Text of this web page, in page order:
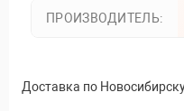
ПРОИЗВОДИТЕЛЬ:
Доставка по